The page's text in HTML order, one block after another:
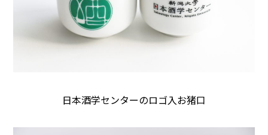
日本酒学センターのロゴ入お猪口